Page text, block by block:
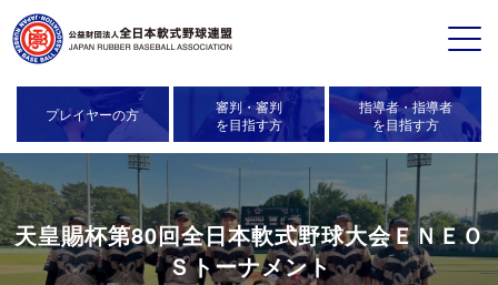
プレイヤーの方
審判・審判
を目指す方
指導者・指導者
を目指す方
天皇賜杯第80回全日本軟式野球大会ＥＮＥＯ
Ｓトーナメント